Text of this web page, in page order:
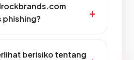
phishing?
berisiko tentang